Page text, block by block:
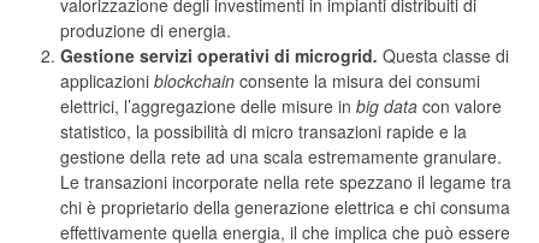
valorizzazione degli investimenti in impianti distribuiti di
produzione di energia.
Gestione servizi operativi di microgrid. Questa classe di
applicazioni blockchain consente la misura dei consumi
elettrici, l’aggregazione delle misure in big data con valore
statistico, la possibilità di micro transazioni rapide e la
gestione della rete ad una scala estremamente granulare.
Le transazioni incorporate nella rete spezzano il legame tra
chi è proprietario della generazione elettrica e chi consuma
effettivamente quella energia, il che implica che può essere